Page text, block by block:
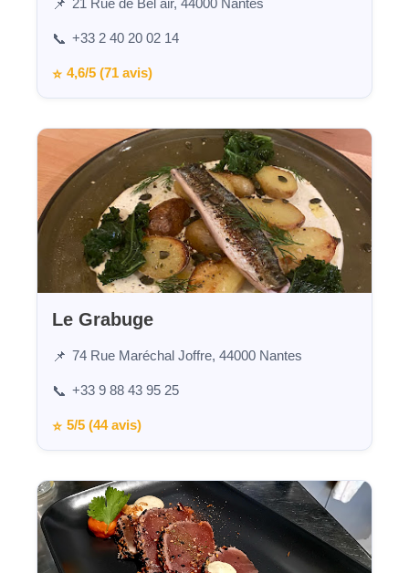
📌 21 Rue de Bel air, 44000 Nantes
📞 +33 2 40 20 02 14
⭐ 4,6/5 (71 avis)
Le Grabuge
📌 74 Rue Maréchal Joffre, 44000 Nantes
📞 +33 9 88 43 95 25
⭐ 5/5 (44 avis)